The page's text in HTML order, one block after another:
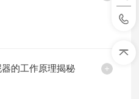
的工作原理揭秘